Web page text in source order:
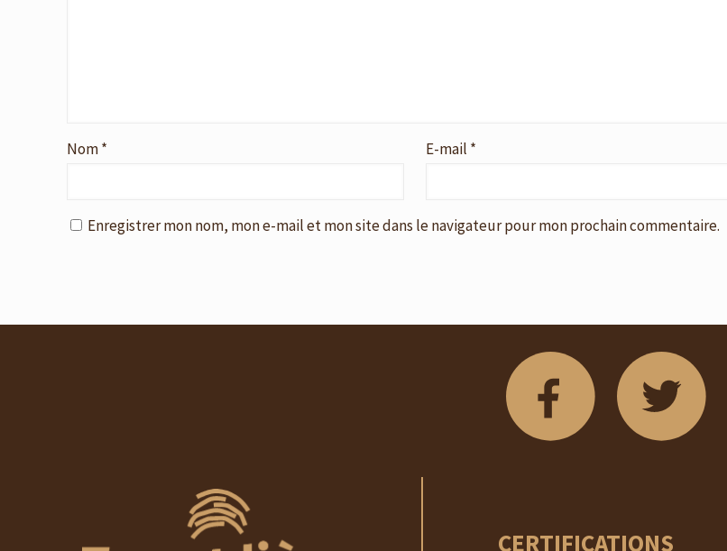
Nom* E-mail *
Enregistrer mon nom, mon e-mail et mon site dans le navigateur pour mon prochain commentaire.
CERTIFICATIONS